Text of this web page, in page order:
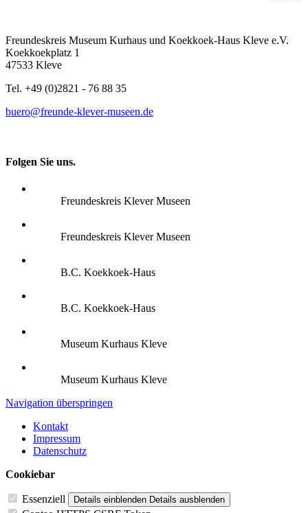
Freundeskreis Museum Kurhaus und Koekkoek-Haus Kleve e.V.
Koekkoekplatz 1
47533 Kleve
Tel. +49 (0)2821 - 76 88 35
buero@freunde-klever-museen.de
Folgen Sie uns.
Freundeskreis Klever Museen
Freundeskreis Klever Museen
B.C. Koekkoek-Haus
B.C. Koekkoek-Haus
Museum Kurhaus Kleve
Museum Kurhaus Kleve
Navigation überspringen
Kontakt
Impressum
Datenschutz
Cookiebar
Essenziell Details einblenden Details ausblenden